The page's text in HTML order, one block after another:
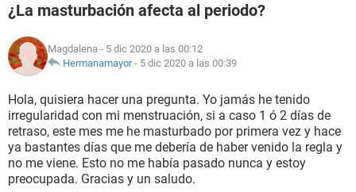
FAMILIA
NUTRICIÓN
BIENESTAR
SEXUALIDAD
GLOSARIO
¿La masturbación afecta al periodo?
Magdalena - 5 dic 2020 a las 00:12
Hermanamayor- 5 dic 2020 a las 00:39
Hola, quisiera hacer una pregunta. Yo jamás he tenido
irregularidad con mi menstruación, si a caso 1 ó 2 días de
retraso, este mes me he masturbado por primera vez y hace
ya bastantes días que me debería de haber venido la regla y
no me viene. Esto no me había pasado nunca y estoy
preocupada. Gracias y un saludo.